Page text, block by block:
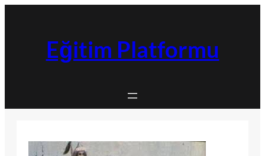
Eğitim Platformu